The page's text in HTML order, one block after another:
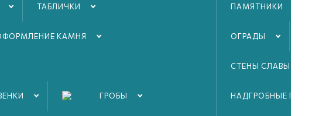
ТАБЛИЧКИ
КАМНЯ
ГРОБЫ
ПАМЯТНИКИ
ОГРАДЫ
СТЕНЫ СЛАВЫ ВОВ
НАДГРОБНЫЕ ПЛИТЫ